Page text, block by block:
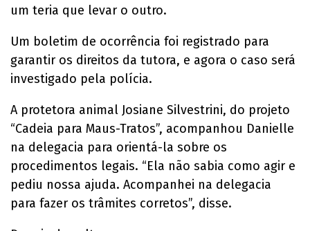
um teria que levar o outro.
Um boletim de ocorrência foi registrado para
garantir os direitos da tutora, e agora o caso será
investigado pela polícia.
A protetora animal Josiane Silvestrini, do projeto
“Cadeia para Maus-Tratos”, acompanhou Danielle
na delegacia para orientá-la sobre os
procedimentos legais. “Ela não sabia como agir e
pediu nossa ajuda. Acompanhei na delegacia
para fazer os trâmites corretos”, disse.